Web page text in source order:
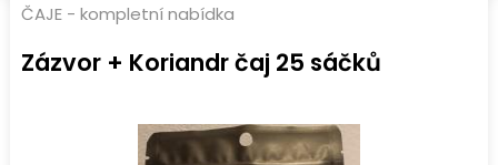
ČAJE - kompletní nabídka
Zázvor + Koriandr čaj 25 sáčků